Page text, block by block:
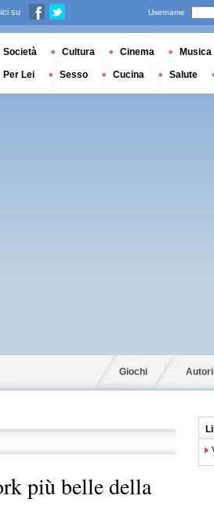
Giochi Autori
più belle della
su Username
Società Cultura Cinema Musica
Per Lei Sesso Cucina Salute